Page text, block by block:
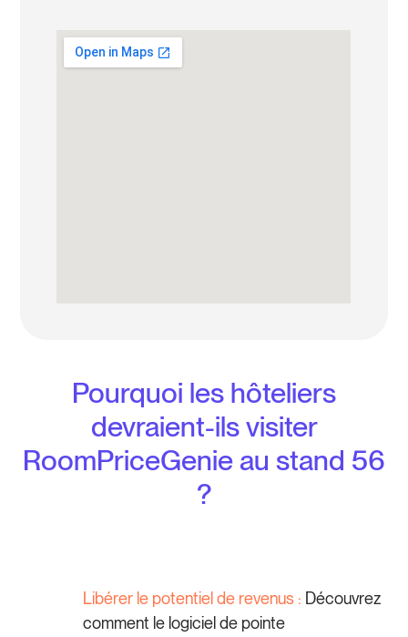
Pourquoi les hôteliers
devraient-ils visiter
RoomPriceGenie au stand 56
?
Libérer le potentiel de revenus : Découvrez
comment le logiciel de pointe